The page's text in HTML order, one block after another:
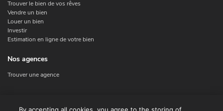
Trouver le bien de vos rêves
Vendre un bien
Louer un bien
Investir
Estimation en ligne de votre bien
Nos agences
Trouver une agence